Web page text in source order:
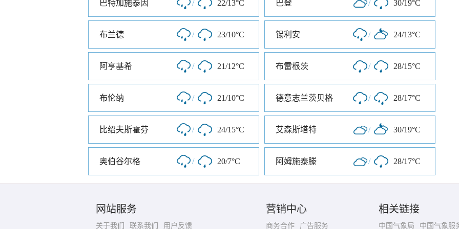
巴特加施泰因 / 22/13°C 巴登 / 30/19°C
布兰德 / 23/10°C 锡利安 / 24/13°C
阿亨基希 / 21/12°C 布雷根茨 / 28/15°C
布伦纳 / 21/10°C 德意志兰茨贝格 / 28/17°C
比绍夫斯霍芬 / 24/15°C 艾森斯塔特 / 30/19°C
奥伯谷尔格 / 20/7°C 阿姆施泰滕 / 28/17°C
网站服务
关于我们 联系我们 用户反馈
营销中心
商务合作 广告服务
相关链接
中国气象局 中国气象服